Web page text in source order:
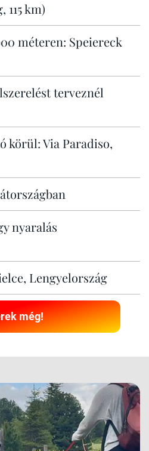
115 km)
méteren: Speiereck
terveznél
körül: Via Paradiso,
nyaralás
Lengyelország
még!